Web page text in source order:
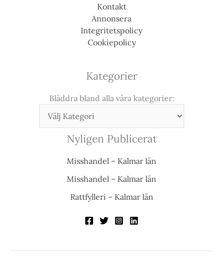
Kontakt
Annonsera
Integritetspolicy
Cookiepolicy
Kategorier
Bläddra bland alla våra kategorier:
Nyligen Publicerat
Misshandel – Kalmar län
Misshandel – Kalmar län
Rattfylleri – Kalmar län